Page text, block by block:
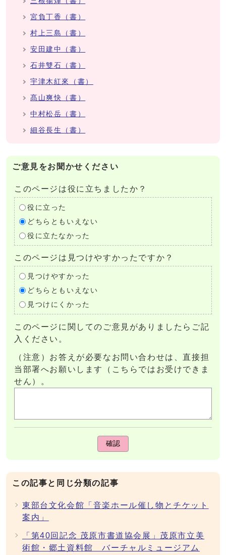
宮負丁香（書）
村上三島（書）
安田建中（書）
石井雙石（書）
宇津木紅來（書）
髙山爽快（書）
中村松岳（書）
細谷長生（書）
ご意見をお聞かせください
このページは役に立ちましたか？
役に立った
どちらともいえない
役に立たなかった
このページは見つけやすかったですか？
見つけやすかった
どちらともいえない
見つけにくかった
このページに関してのご意見がありましたらご記
入ください。
（注意）お答えが必要なお問い合わせは、直接担
当部署へお願いします（こちらではお受けできま
せん）。
確認
この記事と同じ分類の記事
東部台文化会館「音楽ホール催し物とチケット
案内」
「第40回記念 茂原市書道協会展」茂原市立美
術館・郷土資料館 バーチャルミュージアム